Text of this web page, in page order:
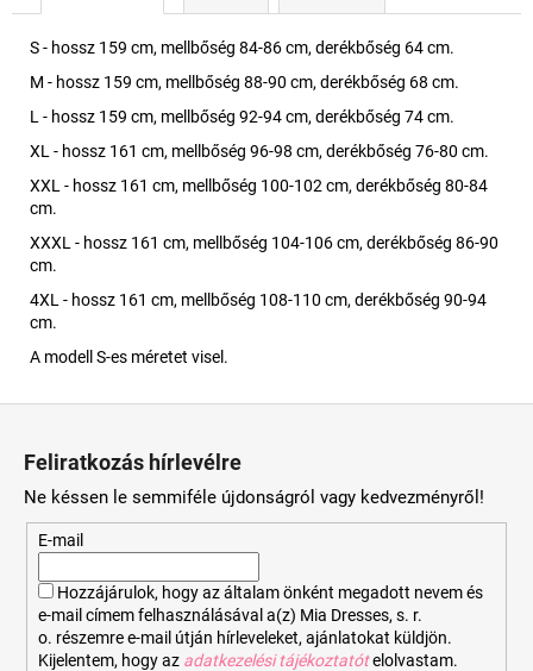
S - hossz 159 cm, mellbőség 84-86 cm, derékbőség 64 cm.
M - hossz 159 cm, mellbőség 88-90 cm, derékbőség 68 cm.
L - hossz 159 cm, mellbőség 92-94 cm, derékbőség 74 cm.
XL - hossz 161 cm, mellbőség 96-98 cm, derékbőség 76-80 cm.
XXL - hossz 161 cm, mellbőség 100-102 cm, derékbőség 80-84
cm.
XXXL - hossz 161 cm, mellbőség 104-106 cm, derékbőség 86-90
cm.
4XL - hossz 161 cm, mellbőség 108-110 cm, derékbőség 90-94
cm.
A modell S-es méretet visel.
Feliratkozás hírlevélre
Ne késsen le semmiféle újdonságról vagy kedvezményről!
E-mail
Hozzájárulok, hogy az általam önként megadott nevem és
e-mail címem felhasználásával a(z) Mia Dresses, s. r.
o. részemre e-mail útján hírleveleket, ajánlatokat küldjön.
Kijelentem, hogy az adatkezelési tájékoztatót elolvastam.